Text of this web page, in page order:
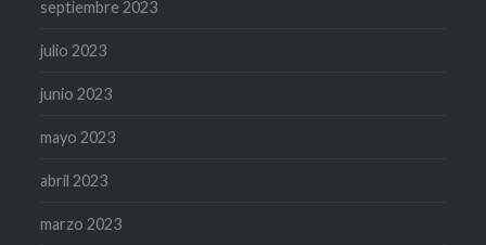
septiembre 2023
julio 2023
junio 2023
mayo 2023
abril 2023
marzo 2023